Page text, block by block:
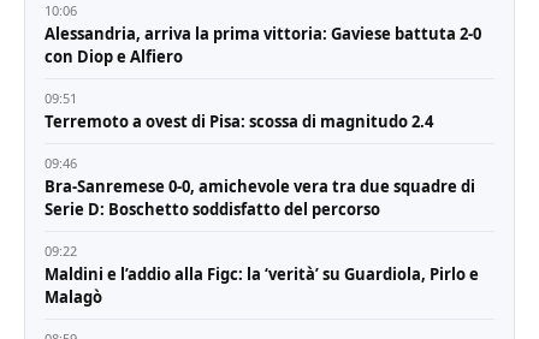
10:06
Alessandria, arriva la prima vittoria: Gaviese battuta 2-0
con Diop e Alfiero
09:51
Terremoto a ovest di Pisa: scossa di magnitudo 2.4
09:46
Bra-Sanremese 0-0, amichevole vera tra due squadre di
Serie D: Boschetto soddisfatto del percorso
09:22
Maldini e l’addio alla Figc: la ‘verità’ su Guardiola, Pirlo e
Malagò